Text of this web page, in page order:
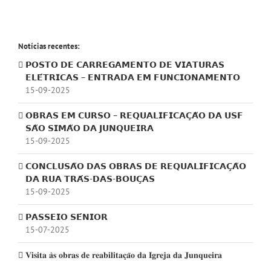
Notícias recentes:
𝗣𝗢𝗦𝗧𝗢 𝗗𝗘 𝗖𝗔𝗥𝗥𝗘𝗚𝗔𝗠𝗘𝗡𝗧𝗢 𝗗𝗘 𝗩𝗜𝗔𝗧𝗨𝗥𝗔𝗦
𝗘𝗟𝗘́𝗧𝗥𝗜𝗖𝗔𝗦 – 𝗘𝗡𝗧𝗥𝗔𝗗𝗔 𝗘𝗠 𝗙𝗨𝗡𝗖𝗜𝗢𝗡𝗔𝗠𝗘𝗡𝗧𝗢
15-09-2025
𝗢𝗕𝗥𝗔𝗦 𝗘𝗠 𝗖𝗨𝗥𝗦𝗢 – 𝗥𝗘𝗤𝗨𝗔𝗟𝗜𝗙𝗜𝗖𝗔𝗖̧𝗔̃𝗢 𝗗𝗔 𝗨𝗦𝗙
𝗦𝗔̃𝗢 𝗦𝗜𝗠𝗔̃𝗢 𝗗𝗔 𝗝𝗨𝗡𝗤𝗨𝗘𝗜𝗥𝗔
15-09-2025
𝗖𝗢𝗡𝗖𝗟𝗨𝗦𝗔̃𝗢 𝗗𝗔𝗦 𝗢𝗕𝗥𝗔𝗦 𝗗𝗘 𝗥𝗘𝗤𝗨𝗔𝗟𝗜𝗙𝗜𝗖𝗔𝗖̧𝗔̃𝗢
𝗗𝗔 𝗥𝗨𝗔 𝗧𝗥𝗔́𝗦-𝗗𝗔𝗦-𝗕𝗢𝗨𝗖̧𝗔𝗦
15-09-2025
𝗣𝗔𝗦𝗦𝗘𝗜𝗢 𝗦𝗘́𝗡𝗜𝗢𝗥
15-07-2025
𝐕𝐢𝐬𝐢𝐭𝐚 𝐚̀𝐬 𝐨𝐛𝐫𝐚𝐬 𝐝𝐞 𝐫𝐞𝐚𝐛𝐢𝐥𝐢𝐭𝐚𝐜̧𝐚̃𝐨 𝐝𝐚 𝐈𝐠𝐫𝐞𝐣𝐚 𝐝𝐚 𝐉𝐮𝐧𝐪𝐮𝐞𝐢𝐫𝐚